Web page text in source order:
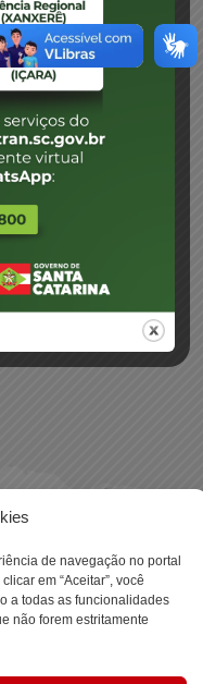
de navegação no portal
em “Aceitar”, você
a todas as funcionalidades
não forem estritamente